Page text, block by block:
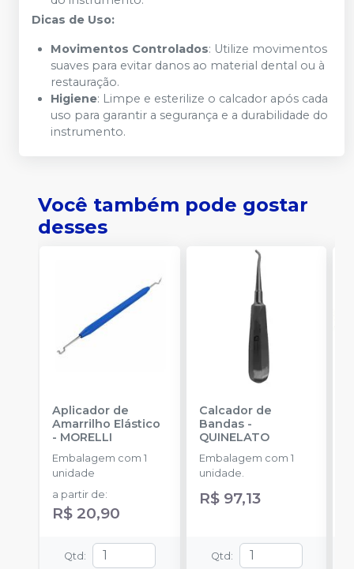
Dicas de Uso:
Movimentos Controlados: Utilize movimentos
suaves para evitar danos ao material dental ou à
restauração.
Higiene: Limpe e esterilize o calcador após cada
uso para garantir a segurança e a durabilidade do
instrumento.
Você também pode gostar
desses
Aplicador de
Amarrilho Elástico
- MORELLI
Embalagem com 1
unidade
a partir de:
R$ 20,90
Qtd :
Calcador de
Bandas-
QUINELATO
Embalagem com 1
unidade.
R$ 97,13
Qtd :